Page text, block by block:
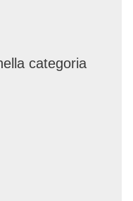
categoria